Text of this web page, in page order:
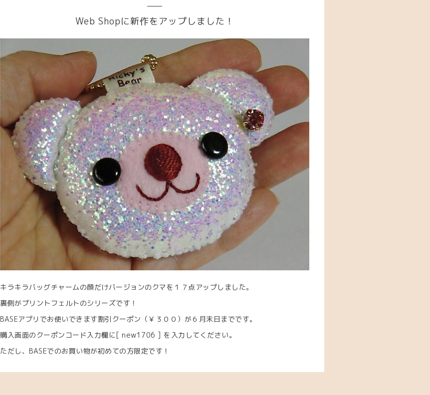
Web Shopに新作をアップしました！
キラキラバッグチャームの顔だけバージョンのクマを１７点アップしました。
裏側がプリントフェルトのシリーズです！
BASEアプリでお使いできます割引クーポン（￥３００）が６月末日までです。
購入画面のクーポンコード入力欄に[ new1706 ] を入力してください。
ただし、BASEでのお買い物が初めての方限定です！